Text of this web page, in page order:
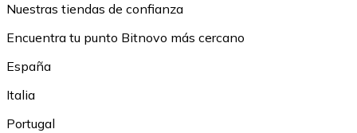
Nuestras tiendas de confianza
Encuentra tu punto Bitnovo más cercano
España
Italia
Portugal